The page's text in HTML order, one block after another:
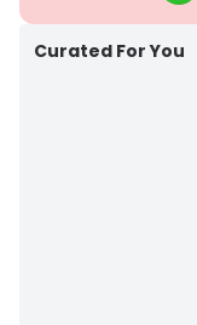
Curated For You